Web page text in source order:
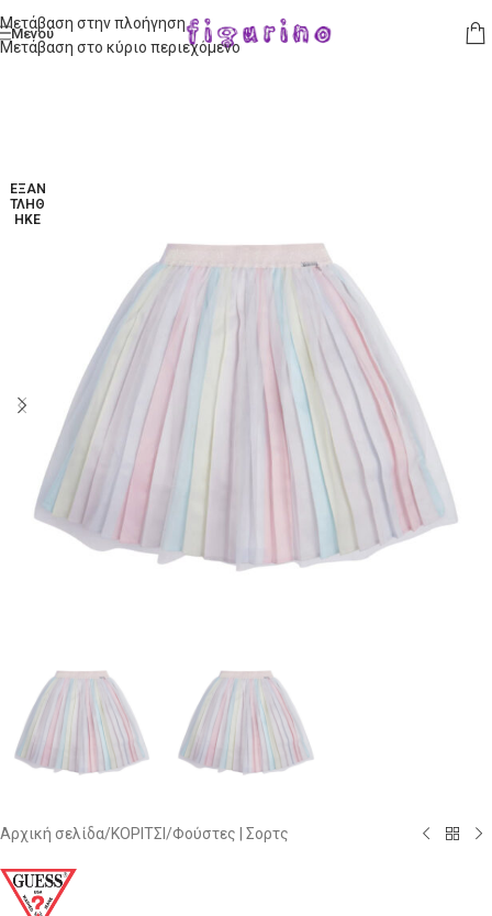
Μετάβαση στην πλοήγηση
Μετάβαση στο κύριο περιεχόμενο
Μενού
ΕΞΑΝ
ΤΛΉΘ
ΗΚΕ
Αρχική σελίδα/ΚΟΡΙΤΣΙ /Φούστες | Σορτς